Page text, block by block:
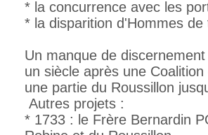
* la concurrence avec les
* la disparition d'Hommes
Un manque de
un siècle après une
une partie du Roussillon
Autres projets :
* 1733 : le Frère Bernardin